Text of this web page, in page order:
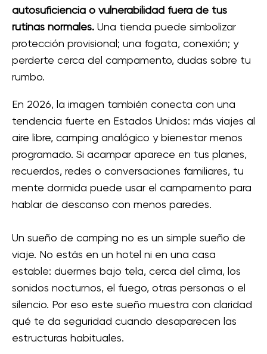
autosuficiencia o vulnerabilidad fuera de tus
rutinas normales. Una tienda puede simbolizar
protección provisional; una fogata, conexión; y
perderte cerca del campamento, dudas sobre tu
rumbo.
En 2026, la imagen también conecta con una
tendencia fuerte en Estados Unidos: más viajes al
aire libre, camping analógico y bienestar menos
programado. Si acampar aparece en tus planes,
recuerdos, redes o conversaciones familiares, tu
mente dormida puede usar el campamento para
hablar de descanso con menos paredes.
Un sueño de camping no es un simple sueño de
viaje. No estás en un hotel ni en una casa
estable: duermes bajo tela, cerca del clima, los
sonidos nocturnos, el fuego, otras personas o el
silencio. Por eso este sueño muestra con claridad
qué te da seguridad cuando desaparecen las
estructuras habituales.